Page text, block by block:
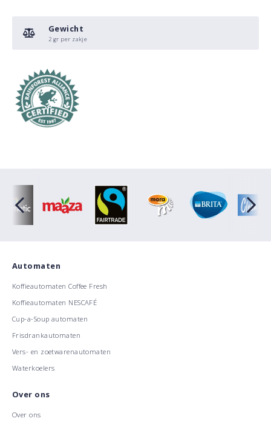
Gewicht
2 gr per zakje
Automaten
Koffieautomaten Coffee Fresh
Koffieautomaten NESCAFÉ
Cup-a-Soup automaten
Frisdrankautomaten
Vers- en zoetwarenautomaten
Waterkoelers
Over ons
Over ons